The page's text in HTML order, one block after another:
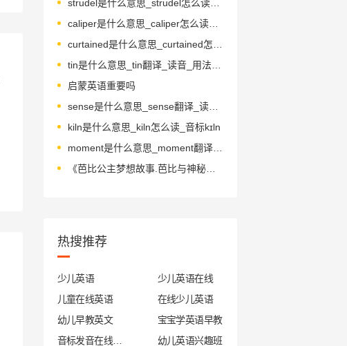
strudel是什么意思_strudel怎么读_音标ˈstru-dl
caliper是什么意思_caliper怎么读_音标'kælɪpə
tin是什么意思_tin翻译_读音_用法_翻译
启蒙英语重要吗
sense是什么意思_sense翻译_读音_用法_翻译
kiln是什么意思_kiln怎么读_音标kɪln
moment是什么意思_moment翻译_读音_用法_翻译
《芭比公主梦想故事.芭比与神秘之门》绘本简介
热搜推荐
少儿英语
少儿英语在线
儿童在线英语
在线少儿英语
幼儿早教英文
宝宝学英语早教
幼儿英语兴趣班